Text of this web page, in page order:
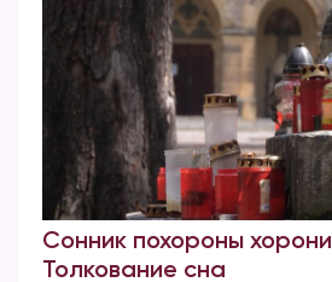
Сонник похороны
Толкование сна